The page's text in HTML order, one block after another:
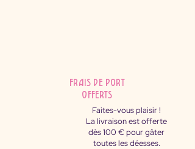
FRAIS DE PORT
OFFERTS
Faites-vous plaisir !
La livraison est offerte
dès 100 € pour gâter
toutes les déesses.